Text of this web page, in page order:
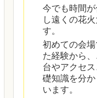
今でも時間
し遠くの花
す。
初めての会
た経験から
台やアクセ
礎知識を分
います。